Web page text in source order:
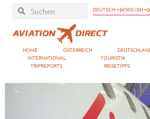
DEUTSCH » ENGLISH »
HOME ÖSTERREICH
INTERNATIONAL
TOURISTIK
TRIPREPORTS
REISETIPPS